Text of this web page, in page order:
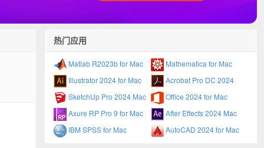
热门应用
Matlab R2023b for Mac
Mathematica for Mac
Illustrator 2024 for Mac
Acrobat Pro DC 2024
SketchUp Pro 2024 Mac
Office 2024 for Mac
Axure RP Pro 9 for Mac
After Effects 2024 Mac
IBM SPSS for Mac
AutoCAD 2024 for Mac